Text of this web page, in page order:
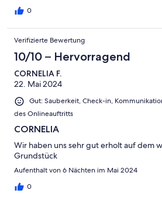
Einbauküche (incl. Backofen, großen
Vermieterin besprochen. Diese
begonnene Arbeiten spätestens nach
umgesetzt werden (Bootssteg).
Zusammenarbeit zwischen Vermieterin
verbesserungswürdig - bis zur Abreise
angekündigt eingefunden, um die
Sonnenschirms auf der Terrasse
möchten wir uns bei Frau Schenkel für
der Müllentsorgung. Die verauslagten
noch gegeben, die sich aus dem Inserat
Handtücher und Bettwäsche waren,
Rücksprache mit Frau Schenkel im
drei Queensizebetten (Maße 200x140
0
Verifizierte Bewertung
10/10 – Hervorragend
CORNELIA F.
22. Mai 2024
Gut: Sauberkeit, Check-in,
des Onlineauftritts
CORNELIA
Wir haben uns sehr gut erholt auf dem
Grundstück
Aufenthalt von 6 Nächten im Mai 2024
0